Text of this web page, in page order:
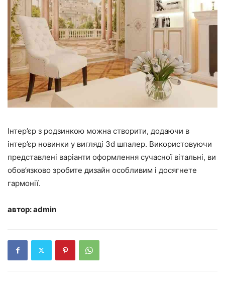
Інтер’єр з родзинкою можна створити, додаючи в
інтер’єр новинки у вигляді 3d шпалер. Використовуючи
представлені варіанти оформлення сучасної вітальні, ви
обов’язково зробите дизайн особливим і досягнете
гармонії.
автор: admin